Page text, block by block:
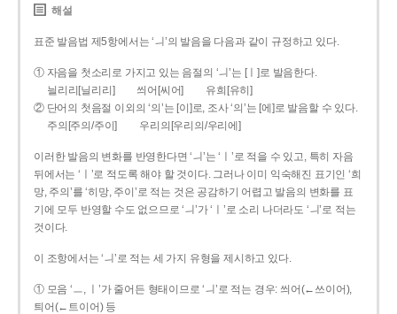
해설
표준 발음법 제5항에서는 ‘ㅢ’의 발음을 다음과 같이 규정하고 있다.
① 자음을 첫소리로 가지고 있는 음절의 ‘ㅢ’는 [ㅣ]로 발음한다.
늴리리[닐리리]
씌어[씨어]
유희[유히]
② 단어의 첫음절 이외의 ‘의’는 [이]로, 조사 ‘의’는 [에]로 발음할 수 있다.
주의[주의/주이]
우리의[우리의/우리에]
이러한 발음의 변화를 반영한다면 ‘ㅢ’는 ‘ㅣ’로 적을 수 있고, 특히 자음
뒤에서는 ‘ㅣ’로 적도록 해야 할 것이다. 그러나 이미 익숙해진 표기인 ‘희
망, 주의’를 ‘히망, 주이’로 적는 것은 공감하기 어렵고 발음의 변화를 표
기에 모두 반영할 수도 없으므로 ‘ㅢ’가 ‘ㅣ’로 소리 나더라도 ‘ㅢ’로 적는
것이다.
이 조항에서는 ‘ㅢ’로 적는 세 가지 유형을 제시하고 있다.
① 모음 ‘ㅡ, ㅣ’가 줄어든 형태이므로 ‘ㅢ’로 적는 경우: 씌어(←쓰이어),
틔어(←트이어) 등